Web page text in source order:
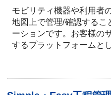
モビリティ機器や利用者
地図上で管理/確認するこ
ーションです。お客様の
するプラットフォームと